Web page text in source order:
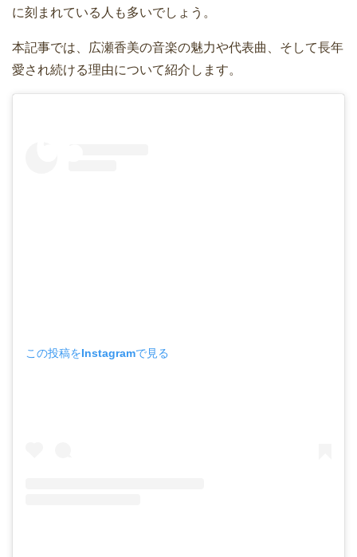
に刻まれている人も多いでしょう。
本記事では、広瀬香美の音楽の魅力や代表曲、そして長年
愛され続ける理由について紹介します。
この投稿をInstagramで見る